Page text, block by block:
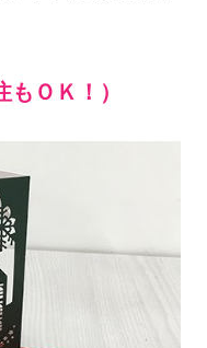
ＯＫ！）